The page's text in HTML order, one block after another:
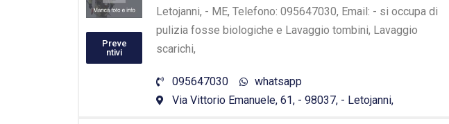
Preve
ntivi
Letojanni, - ME, Telefono: 095647030, Email: - si occupa di
pulizia fosse biologiche e Lavaggio tombini, Lavaggio
scarichi,
095647030
whatsapp
Via Vittorio Emanuele, 61, - 98037, - Letojanni,